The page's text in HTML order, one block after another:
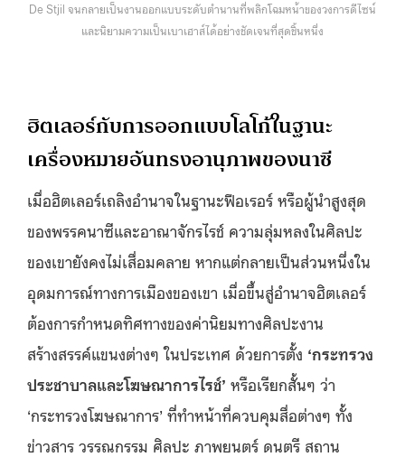
De Stjil จนกลายเป็นงานออกแบบระดับตำนานที่พลิกโฉมหน้าของวงการดีไซน์
และนิยามความเป็นเบาเฮาส์ได้อย่างชัดเจนที่สุดชิ้นหนึ่ง
ฮิตเลอร์กับการออกแบบโลโก้ในฐานะ
เครื่องหมายอันทรงอานุภาพของนาซี
เมื่อฮิตเลอร์เถลิงอำนาจในฐานะฟือเรอร์ หรือผู้นำสูงสุด
ของพรรคนาซีและอาณาจักรไรช์ ความลุ่มหลงในศิลปะ
ของเขายังคงไม่เสื่อมคลาย หากแต่กลายเป็นส่วนหนึ่งใน
อุดมการณ์ทางการเมืองของเขา เมื่อขึ้นสู่อำนาจฮิตเลอร์
ต้องการกำหนดทิศทางของค่านิยมทางศิลปะงาน
สร้างสรรค์แขนงต่างๆ ในประเทศ ด้วยการตั้ง ‘กระทรวง
ประชาบาลและโฆษณาการไรช์’ หรือเรียกสั้นๆ ว่า
‘กระทรวงโฆษณาการ’ ที่ทำหน้าที่ควบคุมสื่อต่างๆ ทั้ง
ข่าวสาร วรรณกรรม ศิลปะ ภาพยนตร์ ดนตรี สถาน